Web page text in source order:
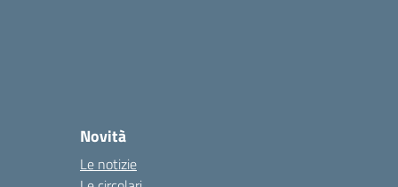
Novità
Le notizie